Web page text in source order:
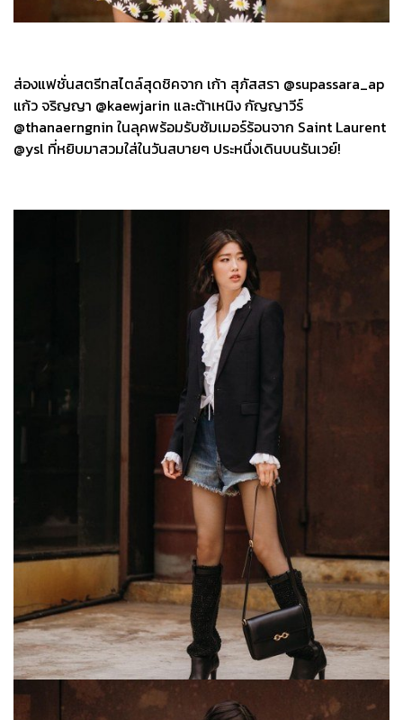
ส่องแฟชั่นสตรีทสไตล์สุดชิคจาก เก้า สุภัสสรา @supassara_ap
แก้ว จริญญา @kaewjarin และต้าเหนิง กัญญาวีร์
@thanaerngnin ในลุคพร้อมรับซัมเมอร์ร้อนจาก Saint Laurent
@ysl ที่หยิบมาสวมใส่ในวันสบายๆ ประหนึ่งเดินบนรันเวย์!